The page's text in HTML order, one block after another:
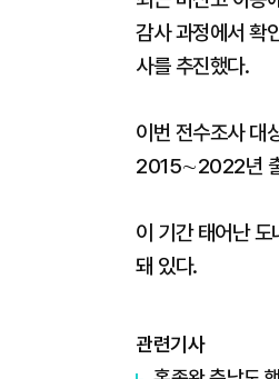
감사 과정에서 확
사를 추진했다.
이번 전수조사 대
2015∼2022년
이 기간 태어난
돼 있다.
관련기사